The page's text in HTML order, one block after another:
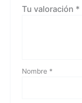
Tu valoración *
Nombre *